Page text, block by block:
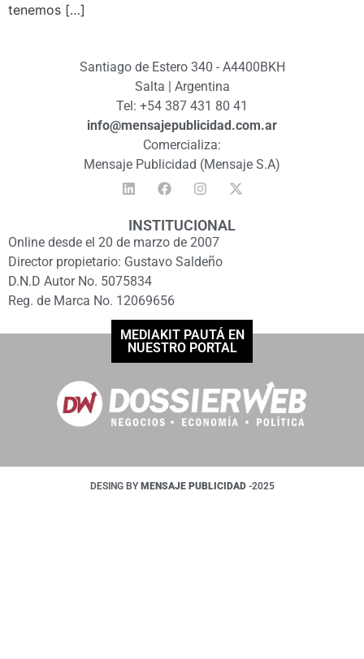
tenemos […]
Santiago de Estero 340 - A4400BKH
Salta | Argentina
Tel: +54 387 431 80 41
info@mensajepublicidad.com.ar
Comercializa:
Mensaje Publicidad (Mensaje S.A)
INSTITUCIONAL
Online desde el 20 de marzo de 2007
Director propietario: Gustavo Saldeño
D.N.D Autor No. 5075834
Reg. de Marca No. 12069656
MEDIAKIT PAUTÁ EN
NUESTRO PORTAL
DESING BY MENSAJE PUBLICIDAD -2025